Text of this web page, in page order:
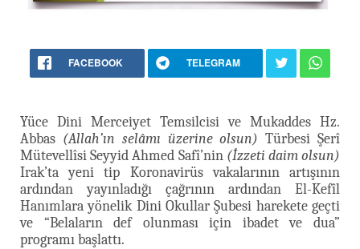
FACEBOOK TELEGRAM
Yüce Dini Merceiyet Temsilcisi ve Mukaddes Hz.
Abbas (Allah’ın selâmı üzerine olsun) Türbesi Şerî
Mütevellîsi Seyyid Ahmed Safî’nin (İzzeti daim olsun)
Irak’ta yeni tip Koronavirüs vakalarının artışının
ardından yayınladığı çağrının ardından El-Kefîl
Hanımlara yönelik Dini Okullar Şubesi harekete geçti
ve “Belaların def olunması için ibadet ve dua”
programı başlattı.